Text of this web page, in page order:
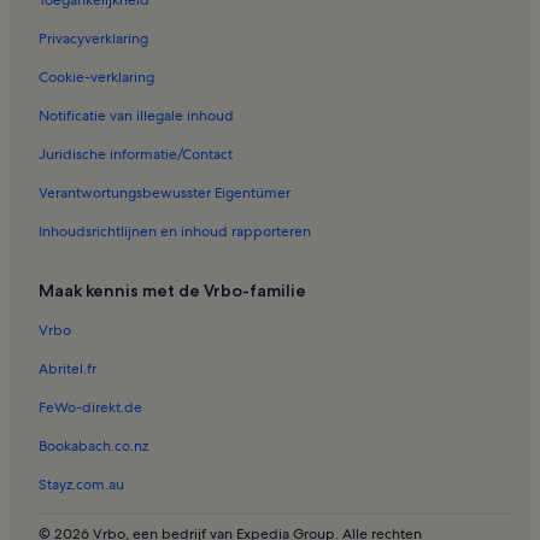
Vakantiehuizen in Castroncello
Vakantiehuizen in Marciano della Chiana
Vakantiehuizen in Brolio
Vakantiehuizen in Fratticciola
B&B in Cortona
Boerderijen in Cortona
Huisdiervriendelijke accommodaties in Arezzo
Privacyverklaring
Cookie-verklaring
Notificatie van illegale inhoud
Juridische informatie/Contact
Verantwortungsbewusster Eigentümer
Inhoudsrichtlijnen en inhoud rapporteren
Maak kennis met de Vrbo-familie
Vrbo
Abritel.fr
FeWo-direkt.de
Bookabach.co.nz
Stayz.com.au
© 2026 Vrbo, een bedrijf van Expedia Group. Alle rechten